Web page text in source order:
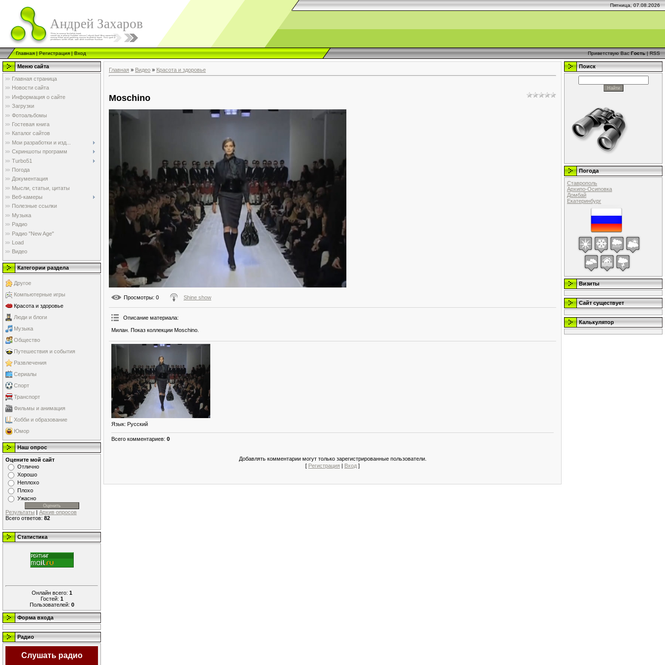
Пятница, 07.08.2026
Андрей Захаров
Главная|Регистрация|Вход Приветствую Вас Гость|RSS
Меню сайта
Главная страница
Новости сайта
Информация о сайте
Загрузки
Фотоальбомы
Гостевая книга
Каталог сайтов
Мои разработки и изд...
Скриншоты программ
Turbo51
Погода
Документация
Мысли, статьи, цитаты
Веб-камеры
Полезные ссылки
Музыка
Радио
Радио "New Age"
Load
Видео
Категории раздела
Другое
Компьютерные игры
Красота и здоровье
Люди и блоги
Музыка
Общество
Путешествия и события
Развлечения
Сериалы
Спорт
Транспорт
Фильмы и анимация
Хобби и образование
Юмор
Наш опрос
Оцените мой сайт
Отлично
Хорошо
Неплохо
Плохо
Ужасно
Результаты | Архив опросов
Всего ответов: 82
Статистика
Онлайн всего: 1
Гостей: 1
Пользователей: 0
Форма входа
Радио
Слушать радио
Главная » Видео » Красота и здоровье
Moschino
Просмотры: 0 Shine show
Описание материала:
Милан. Показ коллекции Moschino.
Язык: Русский
Всего комментариев: 0
Добавлять комментарии могут только зарегистрированные пользователи.
[ Регистрация | Вход ]
Поиск
Погода
Ставрополь
Архипо-Осиповка
Домбай
Екатеринбург
Визиты
Сайт существует
Калькулятор